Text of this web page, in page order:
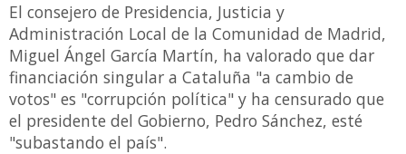
El consejero de Presidencia, Justicia y
Administración Local de la Comunidad de Madrid,
Miguel Ángel García Martín, ha valorado que dar
financiación singular a Cataluña "a cambio de
votos" es "corrupción política" y ha censurado que
el presidente del Gobierno, Pedro Sánchez, esté
"subastando el país".